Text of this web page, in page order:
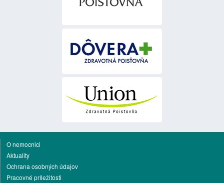
O nemocnici
Aktuality
Ochrana osobných údajov
Pracovné príležitosti